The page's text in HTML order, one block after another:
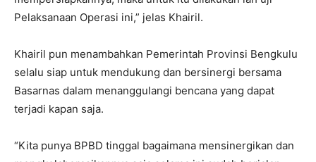
Pelaksanaan Operasi ini,” jelas Khairil.
Khairil pun menambahkan Pemerintah Provinsi Bengkulu
selalu siap untuk mendukung dan bersinergi bersama
Basarnas dalam menanggulangi bencana yang dapat
terjadi kapan saja.
“Kita punya BPBD tinggal bagaimana mensinergikan dan